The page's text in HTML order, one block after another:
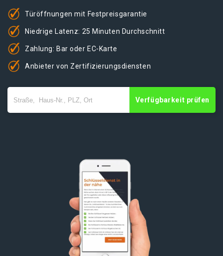
Türöffnungen mit Festpreisgarantie
Niedrige Latenz: 25 Minuten Durchschnitt
Zahlung: Bar oder EC-Karte
Anbieter von Zertifizierungsdiensten
Verfügbarkeit prüfen